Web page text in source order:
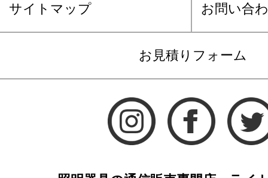
サイトマップ お問い合
お見積りフォーム